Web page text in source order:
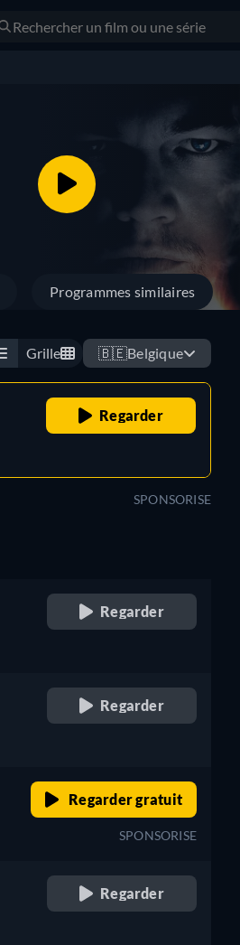
Programmes similaires
Grille 🇧🇪Belgique
Regarder
SPONSORISE
Regarder
Regarder
Regarder gratuit
SPONSORISE
Regarder